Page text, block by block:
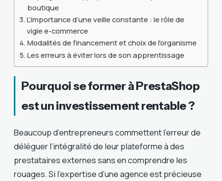
boutique
L’importance d’une veille constante : le rôle de
vigie e-commerce
Modalités de financement et choix de l’organisme
Les erreurs à éviter lors de son apprentissage
Pourquoi se former à PrestaShop
est un investissement rentable ?
Beaucoup d’entrepreneurs commettent l’erreur de
déléguer l’intégralité de leur plateforme à des
prestataires externes sans en comprendre les
rouages. Si l’expertise d’une agence est précieuse